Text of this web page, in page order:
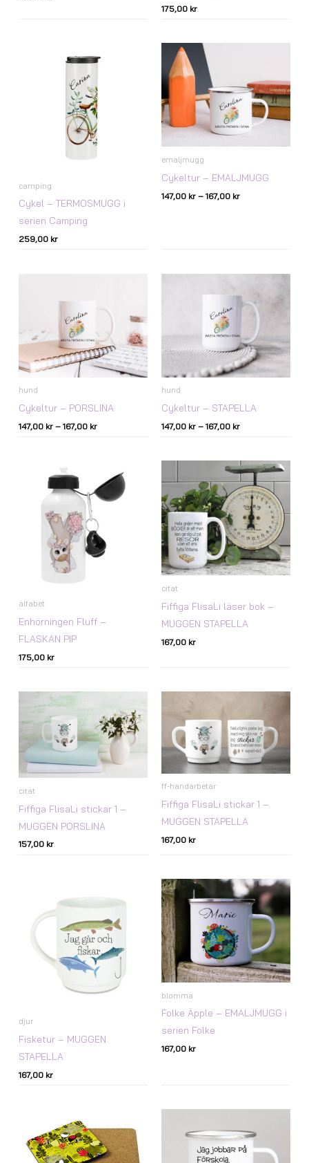
175,00 kr
camping
Cykel – TERMOSMUGG i
serien Camping
259,00 kr
emaljmugg
Cykeltur – EMALJMUGG
147,00 kr – 167,00 kr
167,00 kr
hund
Cykeltur – PORSLINA
147,00 kr – 167,00 kr
167,00 kr
hund
Cykeltur – STAPELLA
147,00 kr – 167,00 kr
till
167,00 kr
alfabet
Enhörningen Fluff –
FLASKAN PIP
175,00 kr
citat
Fiffiga FlisaLi läser bok –
MUGGEN STAPELLA
167,00 kr
citat
Fiffiga FlisaLi stickar 1 –
MUGGEN PORSLINA
157,00 kr
ff-handarbetar
Fiffiga FlisaLi stickar 1 –
MUGGEN STAPELLA
167,00 kr
djur
Fisketur – MUGGEN
STAPELLA
167,00 kr
blomma
Folke Äpple – EMALJMUGG i
serien Folke
167,00 kr
till
247,00 kr